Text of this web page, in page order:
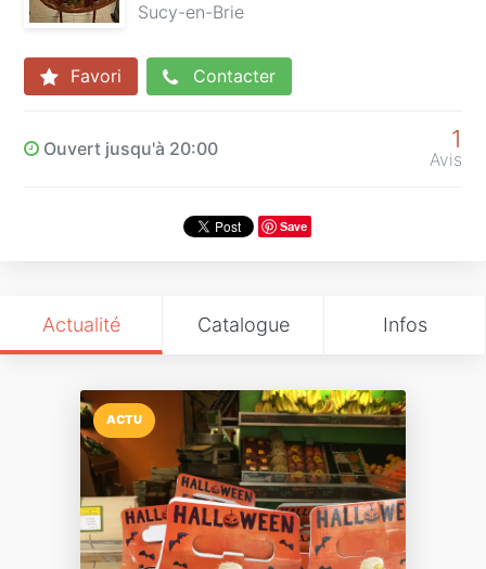
Sucy-en-Brie
Favori Contacter
Ouvert jusqu'à 20:00 1
Avis
Save
Actualité Catalogue Infos
ACTU